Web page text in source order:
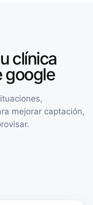
clínica
google
mejorar captación,